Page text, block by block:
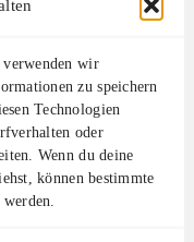
wir
zu speichern
Technologien
oder
Wenn du deine
können bestimmte
weiter
bevorzugtem
unsere